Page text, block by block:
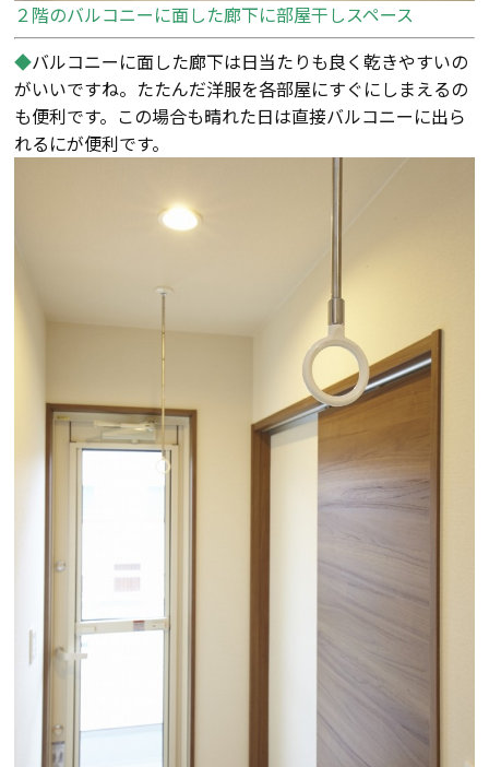
スタッフブログ ZEH普及目標
プライバシー
ポリシー
ソーシャルメディアポリ
シー
２階のバルコニーに面した廊下に部屋干しスペース
◆バルコニーに面した廊下は日当たりも良く乾きやすいの
がいいですね。たたんだ洋服を各部屋にすぐにしまえるの
も便利です。この場合も晴れた日は直接バルコニーに出ら
れるにが便利です。